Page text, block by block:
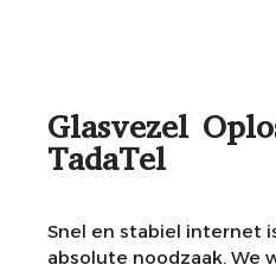
Glasvezel
TadaTel
Snel en stabiel internet
absolute noodzaak. We